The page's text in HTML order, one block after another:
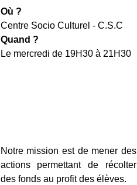
Où ?
Centre Socio Culturel - C.S.C
Quand ?
Le mercredi de 19H30 à 21H30
Notre mission est de mener des
actions permettant de récolter
des fonds au profit des élèves.